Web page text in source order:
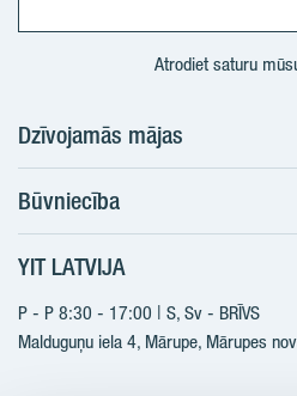
Atrodiet saturu
Dzīvojamās mājas
Meklēt dzīvokli
Nākotnes projekti
Pārdošanas informācija
YIT Plus
Kontakti
Būvniecība
Būvniecība
Jaunie projekti
Realizētie projekti
YIT LATVIJA
P - P 8:30 - 17:00 | S, Sv - BRĪVS
Malduguņu iela 4, Mārupe, Mārupes